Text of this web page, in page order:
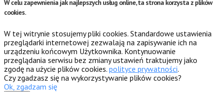
W celu zapewnienia jak najlepszych usług online, ta strona korzysta z plików
cookies.
W tej witrynie stosujemy pliki cookies. Standardowe ustawienia
przeglądarki internetowej zezwalają na zapisywanie ich na
urządzeniu końcowym Użytkownika. Kontynuowanie
przeglądania serwisu bez zmiany ustawień traktujemy jako
zgodę na użycie plików cookies. polityce prywatności.
Czy zgadzasz się na wykorzystywanie plików cookies?
Ok, zgadzam się